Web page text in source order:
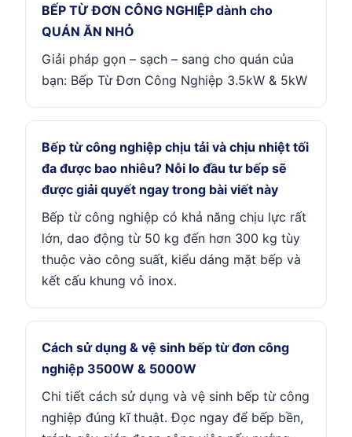
BẾP TỪ ĐƠN CÔNG NGHIỆP dành cho
QUÁN ĂN NHỎ
Giải pháp gọn – sạch – sang cho quán của
bạn: Bếp Từ Đơn Công Nghiệp 3.5kW & 5kW
Bếp từ công nghiệp chịu tải và chịu nhiệt tối
đa được bao nhiêu? Nỗi lo đầu tư bếp sẽ
được giải quyết ngay trong bài viết này
Bếp từ công nghiệp có khả năng chịu lực rất
lớn, dao động từ 50 kg đến hơn 300 kg tùy
thuộc vào công suất, kiểu dáng mặt bếp và
kết cấu khung vỏ inox.
Cách sử dụng & vệ sinh bếp từ đơn công
nghiệp 3500W & 5000W
Chi tiết cách sử dụng và vệ sinh bếp từ công
nghiệp đúng kĩ thuật. Đọc ngay để bếp bền,